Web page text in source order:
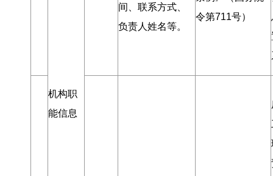
机构职
能信息
间、联系方式、
负责人姓名等。
令第711号）